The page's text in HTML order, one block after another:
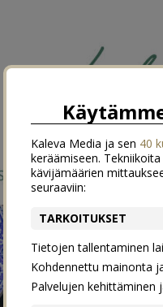
Kaleva Media ja sen 40
keräämiseen.
kävijämäärien
seuraaviin:
TARKOITUKSET
Tietojen tallentaminen
Kohdennettu mainonta
Palvelujen kehittäminen